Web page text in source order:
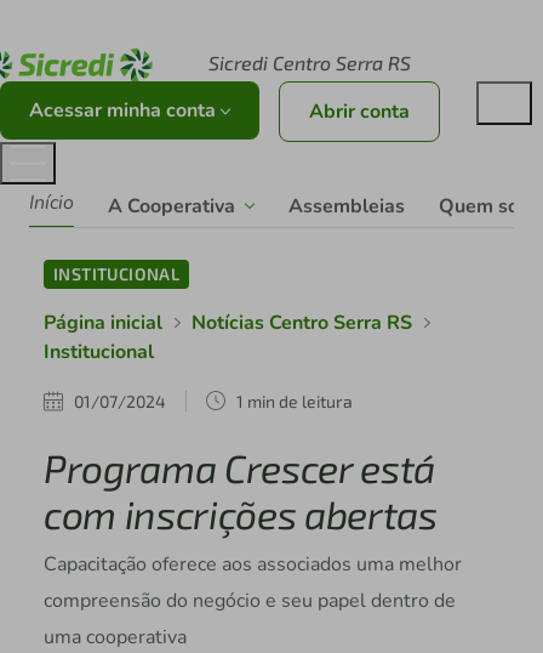
Sicredi Centro Serra RS
Acessar minha conta Abrir conta
Início A Cooperativa Assembleias Quem
INSTITUCIONAL
Página inicial
Notícias Centro Serra RS
Institucional
01/07/2024 1 min de leitura
Programa Crescer está
com inscrições abertas
Capacitação oferece aos associados uma melhor
compreensão do negócio e seu papel dentro de
uma cooperativa